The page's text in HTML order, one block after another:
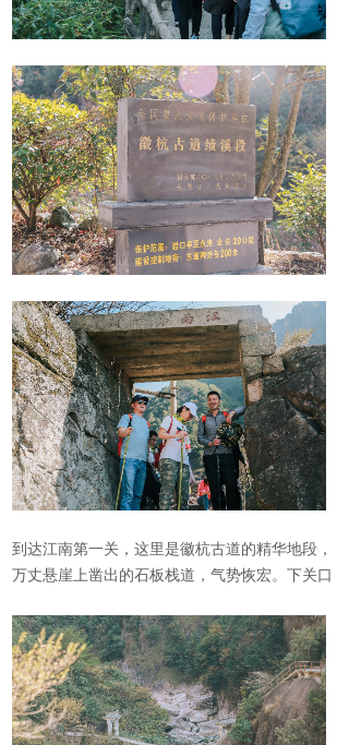
到达江南第一关，这里是徽杭古道的精华地段，
万丈悬崖上凿出的石板栈道，气势恢宏。下关口